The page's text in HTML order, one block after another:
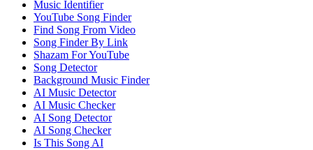
Music Identifier
YouTube Song Finder
Find Song From Video
Song Finder By Link
Shazam For YouTube
Song Detector
Background Music Finder
AI Music Detector
AI Music Checker
AI Song Detector
AI Song Checker
Is This Song AI